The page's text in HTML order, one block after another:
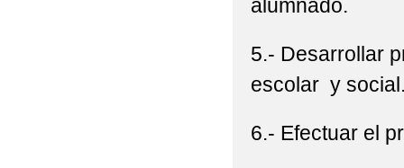
alumnado.
5.- Desarrollar
escolar y
6.- Efectuar el